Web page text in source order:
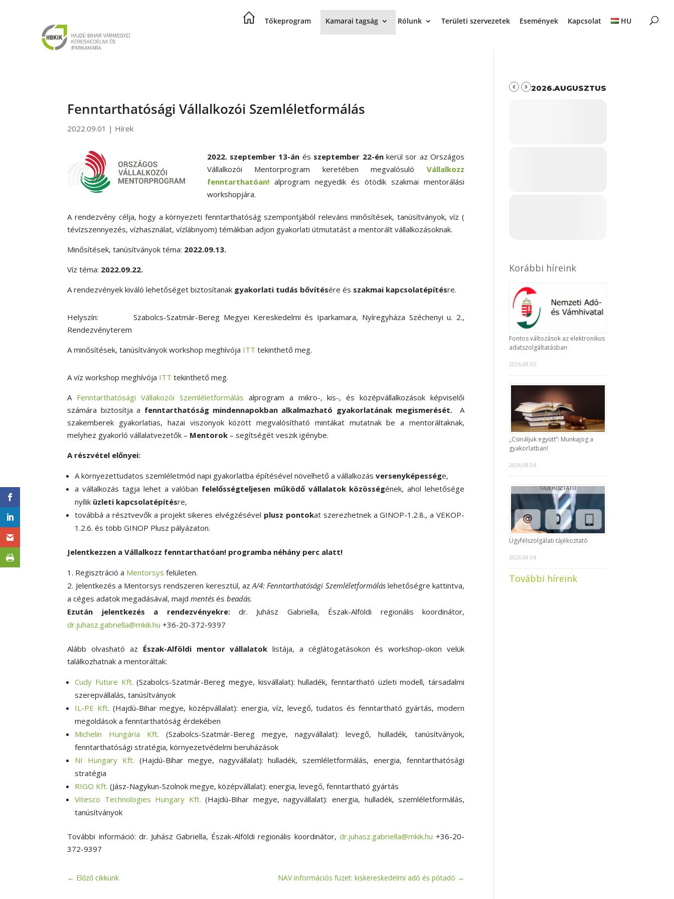
Tőkeprogram Kamarai tagság Rólunk Területi szervezetek Események Kapcsolat HU
Fenntarthatósági Vállalkozói Szemléletformálás
2022.09.01 | Hírek
2022. szeptember 13-án és szeptember 22-énkerül sor az Országos
Vállalkozói Mentorprogram keretében megvalósuló Vállalkozz
fenntarthatóan!alprogram negyedik és ötödik szakmai mentorálási
workshopjára.
A rendezvény célja, hogy a környezeti fenntarthatóság szempontjából releváns minősítések, tanúsítványok, víz (
tévízszennyezés, vízhasználat, vízlábnyom) témákban adjon gyakorlati útmutatást a mentorált vállalkozásoknak.
Minősítések, tanúsítványok téma: 2022.09.13.
Víz téma: 2022.09.22.
A rendezvények kiváló lehetőséget biztosítanak gyakorlati tudás bővítésére és szakmai kapcsolatépítésre.
Helyszín: Szabolcs-Szatmár-Bereg Megyei Kereskedelmi és Iparkamara, Nyíregyháza Széchenyi u. 2.,
Rendezvényterem
A minősítések, tanúsítványok workshop meghívója ITT tekinthető meg.
A víz workshop meghívója ITT tekinthető meg.
A Fenntarthatósági Vállakozói Szemléletformálás alprogram a mikro-, kis-, és középvállalkozások képviselői
számára biztosítja a fenntarthatóság mindennapokban alkalmazható gyakorlatának megismerését.
A
szakemberek gyakorlatias, hazai viszonyok között megvalósítható mintákat mutatnak be a mentoráltaknak,
melyhez gyakorló vállalatvezetők – Mentorok – segítségét veszik igénybe.
A részvétel előnyei:
A környezettudatos szemléletmód napi gyakorlatba építésével növelhető a vállalkozásversenyképessége,
a vállalkozás tagja lehet a valóban felelősségteljesen működő vállalatok közösségének, ahol lehetősége
nyílik üzleti kapcsolatépítésre,
továbbá a résztvevők a projekt sikeres elvégzésével plusz pontokat szerezhetnek a GINOP-1.2.8., a VEKOP-
1.2.6. és több GINOP Plusz pályázaton.
Jelentkezzen a Vállalkozz fenntarthatóan! programba néhány perc alatt!
Regisztráció a Mentorsys felületen.
Jelentkezés a Mentorsys rendszeren keresztül, azA/4: Fenntarthatósági Szemléletformáláslehetőségre kattintva,
a céges adatok megadásával, majdmentés ésbeadás.
Ezután jelentkezés a rendezvényekre:dr. Juhász Gabriella, Észak-Alföldi regionális koordinátor,
dr.juhasz.gabriella@mkik.hu +36-20-372-9397
Alább olvasható az Észak-Alföldi mentor vállalatok listája, a céglátogatásokon és workshop-okon velük
találkozhatnak a mentoráltak:
Cudy Future Kft. (Szabolcs-Szatmár-Bereg megye, kisvállalat): hulladék, fenntartható üzleti modell, társadalmi
szerepvállalás, tanúsítványok
IL-PE Kft. (Hajdú-Bihar megye, középvállalat): energia, víz, levegő, tudatos és fenntartható gyártás, modern
megoldások a fenntarthatóság érdekében
Michelin Hungária Kft. (Szabolcs-Szatmár-Bereg megye, nagyvállalat): levegő, hulladék, tanúsítványok,
fenntarthatósági stratégia, környezetvédelmi beruházások
NI Hungary Kft. (Hajdú-Bihar megye, nagyvállalat): hulladék, szemléletformálás, energia, fenntarthatósági
stratégia
RIGO Kft. (Jász-Nagykun-Szolnok megye, középvállalat): energia, levegő, fenntartható gyártás
Vitesco Technologies Hungary Kft. (Hajdú-Bihar megye, nagyvállalat): energia, hulladék, szemléletformálás,
tanúsítványok
További információ: dr. Juhász Gabriella, Észak-Alföldi regionális koordinátor, dr.juhasz.gabriella@mkik.hu +36-20-
372-9397
← Előző cikkünk NAV információs füzet: kiskereskedelmi adó és pótadó →
2026.AUGUSZTUS
Korábbi híreink
Fontos változások az elektronikus
adatszolgáltatásban
2026.08.05.
„Csináljuk együtt”: Munkajog a
gyakorlatban!
2026.08.04.
Ügyfélszolgálati tájékoztató
2026.08.04.
További híreink